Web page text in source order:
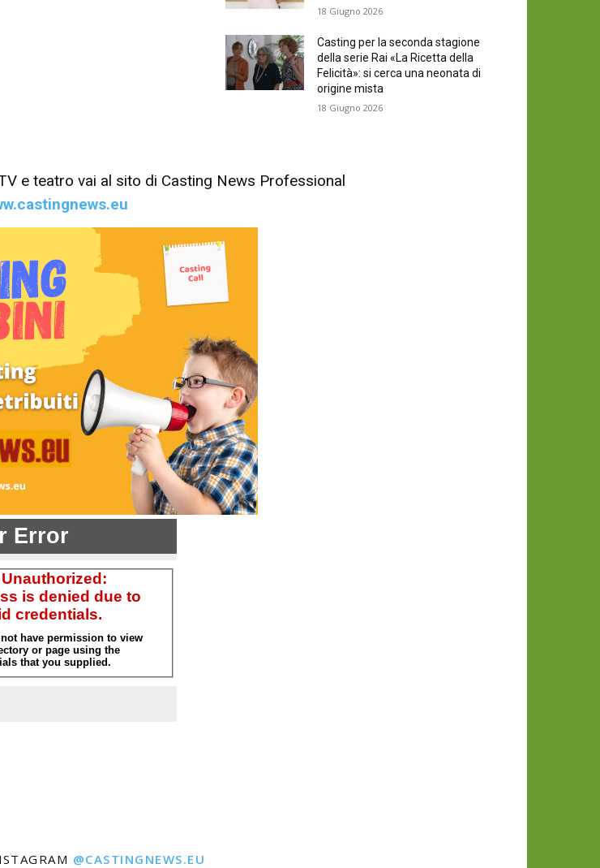
18 Giugno 2026
Casting per la seconda stagione
della serie Rai «La Ricetta della
Felicità»: si cerca una neonata di
origine mista
18 Giugno 2026
e teatro vai al sito di Casting News Professional
@CASTINGNEWS.EU